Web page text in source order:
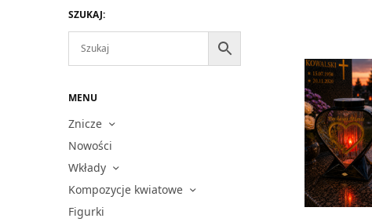
SZUKAJ:
MENU
Znicze
Nowości
Wkłady
Kompozycje kwiatowe
Figurki